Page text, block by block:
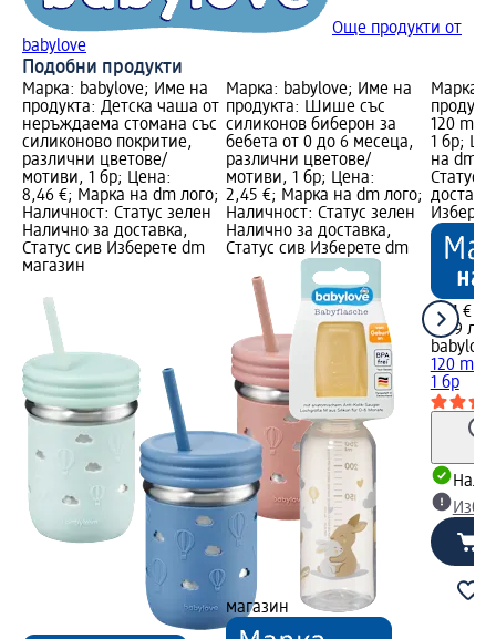
Още продукти от
babylove
Подобни продукти
Марка: babylove; Име на
продукта: Детска чаша от
неръждаема стомана със
силиконово покритие,
различни цветове/
мотиви, 1 бр; Цена:
8,46 €; Марка на dm лого;
Наличност: Статус зелен
Налично за доставка,
Статус сив Изберете dm
магазин
Марка: babylove; Име на
продукта: Шише със
силиконов биберон за
бебета от 0 до 6 месеца,
различни цветове/
мотиви, 1 бр; Цена:
2,45 €; Марка на dm лого;
Наличност: Статус зелен
Налично за доставка,
Статус сив Изберете dm
магазин
Марка:
120 ml,
1 бр;
на dm
Статус
5,11 €
9,99 лв.
babylove
120 ml,
1 бр